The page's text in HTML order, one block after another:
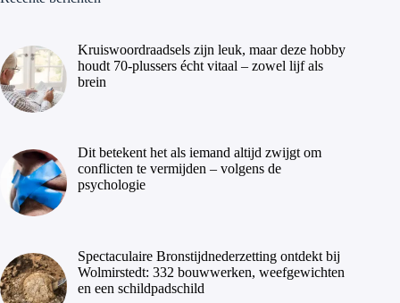
Kruiswoordraadsels zijn leuk, maar deze hobby
houdt 70-plussers écht vitaal – zowel lijf als
brein
Dit betekent het als iemand altijd zwijgt om
conflicten te vermijden – volgens de
psychologie
Spectaculaire Bronstijdnederzetting ontdekt bij
Wolmirstedt: 332 bouwwerken, weefgewichten
en een schildpadschild